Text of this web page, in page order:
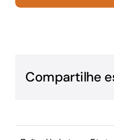
Compartilhe